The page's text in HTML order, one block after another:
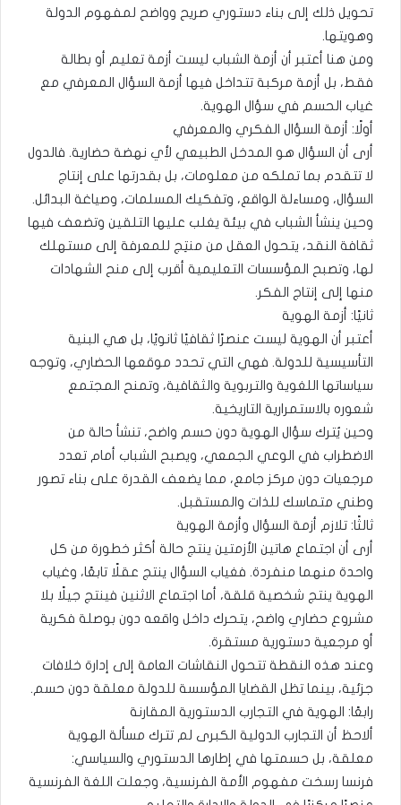
تحويل ذلك إلى بناء دستوري صريح وواضح لمفهوم الدولة
وهويتها.
ومن هنا أعتبر أن أزمة الشباب ليست أزمة تعليم أو بطالة
فقط، بل أزمة مركبة تتداخل فيها أزمة السؤال المعرفي مع
غياب الحسم في سؤال الهوية.
أولًا: أزمة السؤال الفكري والمعرفي
أرى أن السؤال هو المدخل الطبيعي لأي نهضة حضارية. فالدول
لا تتقدم بما تملكه من معلومات، بل بقدرتها على إنتاج
السؤال، ومساءلة الواقع، وتفكيك المسلمات، وصياغة البدائل.
وحين ينشأ الشباب في بيئة يغلب عليها التلقين وتضعف فيها
ثقافة النقد، يتحول العقل من منتِج للمعرفة إلى مستهلك
لها، وتصبح المؤسسات التعليمية أقرب إلى منح الشهادات
منها إلى إنتاج الفكر.
ثانيًا: أزمة الهوية
أعتبر أن الهوية ليست عنصرًا ثقافيًا ثانويًا، بل هي البنية
التأسيسية للدولة. فهي التي تحدد موقعها الحضاري، وتوجه
سياساتها اللغوية والتربوية والثقافية، وتمنح المجتمع
شعوره بالاستمرارية التاريخية.
وحين يُترك سؤال الهوية دون حسم واضح، تنشأ حالة من
الاضطراب في الوعي الجمعي، ويصبح الشباب أمام تعدد
مرجعيات دون مركز جامع، مما يضعف القدرة على بناء تصور
وطني متماسك للذات والمستقبل.
ثالثًا: تلازم أزمة السؤال وأزمة الهوية
أرى أن اجتماع هاتين الأزمتين ينتج حالة أكثر خطورة من كل
واحدة منهما منفردة. فغياب السؤال ينتج عقلًا تابعًا، وغياب
الهوية ينتج شخصية قلقة، أما اجتماع الاثنين فينتج جيلًا بلا
مشروع حضاري واضح، يتحرك داخل واقعه دون بوصلة فكرية
أو مرجعية دستورية مستقرة.
وعند هذه النقطة تتحول النقاشات العامة إلى إدارة خلافات
جزئية، بينما تظل القضايا المؤسسة للدولة معلقة دون حسم.
رابعًا: الهوية في التجارب الدستورية المقارنة
ألاحظ أن التجارب الدولية الكبرى لم تترك مسألة الهوية
معلقة، بل حسمتها في إطارها الدستوري والسياسي:
فرنسا رسخت مفهوم الأمة الفرنسية، وجعلت اللغة الفرنسية